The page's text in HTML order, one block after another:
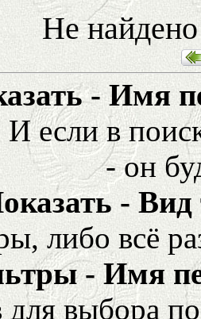
Не
- Имя
если в
- он
-
либо всё
- Имя
для выбора